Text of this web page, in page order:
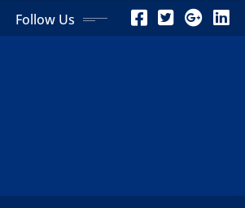
Follow Us